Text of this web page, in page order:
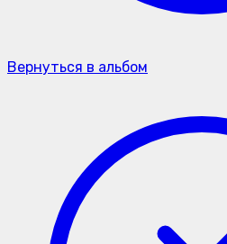
Вернуться в альбом